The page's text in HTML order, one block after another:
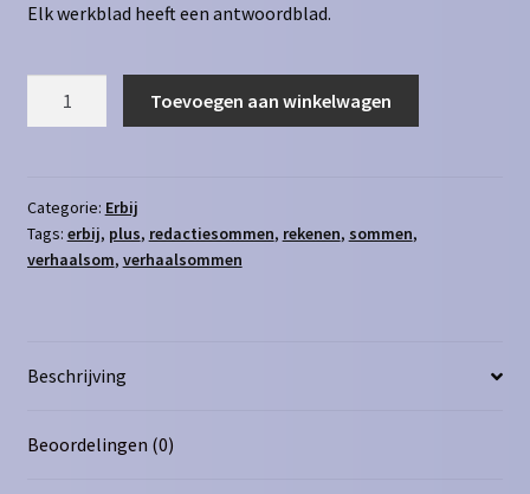
Elk werkblad heeft een antwoordblad.
-
1
aantal
Toevoegen aan winkelwagen
Categorie: Erbij
Tags: erbij, plus, redactiesommen, rekenen, sommen,
verhaalsom, verhaalsommen
Beschrijving
Beoordelingen (0)